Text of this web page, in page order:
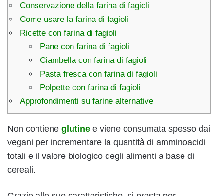
Conservazione della farina di fagioli
Come usare la farina di fagioli
Ricette con farina di fagioli
Pane con farina di fagioli
Ciambella con farina di fagioli
Pasta fresca con farina di fagioli
Polpette con farina di fagioli
Approfondimenti su farine alternative
Non contiene glutine e viene consumata spesso dai
vegani per incrementare la quantità di amminoacidi
totali e il valore biologico degli alimenti a base di
cereali.